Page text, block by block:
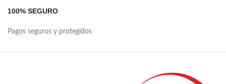
100% SEGURO
Pagos seguros y protegidos